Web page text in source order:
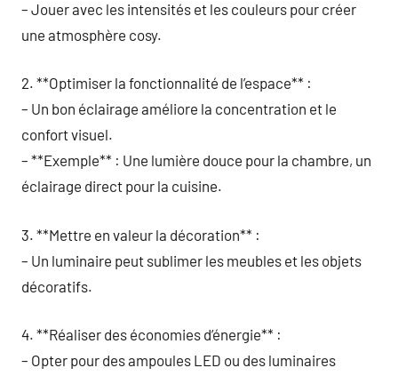
– Jouer avec les intensités et les couleurs pour créer
une atmosphère cosy.
2. **Optimiser la fonctionnalité de l’espace** :
– Un bon éclairage améliore la concentration et le
confort visuel.
– **Exemple** : Une lumière douce pour la chambre, un
éclairage direct pour la cuisine.
3. **Mettre en valeur la décoration** :
– Un luminaire peut sublimer les meubles et les objets
décoratifs.
4. **Réaliser des économies d’énergie** :
– Opter pour des ampoules LED ou des luminaires